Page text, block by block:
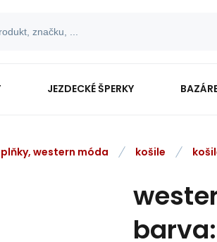
JEZDECKÉ ŠPERKY
western móda košile